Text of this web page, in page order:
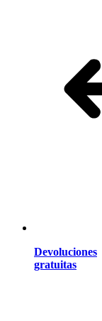
Devoluciones
gratuitas